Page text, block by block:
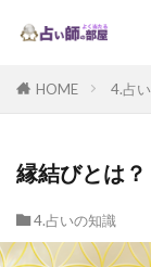
HOME 4.占
縁結びとは？
4.占いの知識